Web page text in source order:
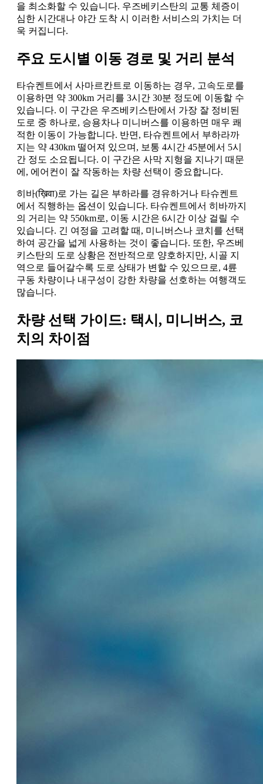
을 최소화할 수 있습니다. 우즈베키스탄의 교통 체증이
심한 시간대나 야간 도착 시 이러한 서비스의 가치는 더
욱 커집니다.
주요 도시별 이동 경로 및 거리 분석
타슈켄트에서 사마르칸트로 이동하는 경우, 고속도로를
이용하면 약 300km 거리를 3시간 30분 정도에 이동할 수
있습니다. 이 구간은 우즈베키스탄에서 가장 잘 정비된
도로 중 하나로, 승용차나 미니버스를 이용하면 매우 쾌
적한 이동이 가능합니다. 반면, 타슈켄트에서 부하라까
지는 약 430km 떨어져 있으며, 보통 4시간 45분에서 5시
간 정도 소요됩니다. 이 구간은 사막 지형을 지나기 때문
에, 에어컨이 잘 작동하는 차량 선택이 중요합니다.
히바(ख़िवा)로 가는 길은 부하라를 경유하거나 타슈켄트
에서 직행하는 옵션이 있습니다. 타슈켄트에서 히바까지
의 거리는 약 550km로, 이동 시간은 6시간 이상 걸릴 수
있습니다. 긴 여정을 고려할 때, 미니버스나 코치를 선택
하여 공간을 넓게 사용하는 것이 좋습니다. 또한, 우즈베
키스탄의 도로 상황은 전반적으로 양호하지만, 시골 지
역으로 들어갈수록 도로 상태가 변할 수 있으므로, 4륜
구동 차량이나 내구성이 강한 차량을 선호하는 여행객도
많습니다.
차량 선택 가이드: 택시, 미니버스, 코
치의 차이점